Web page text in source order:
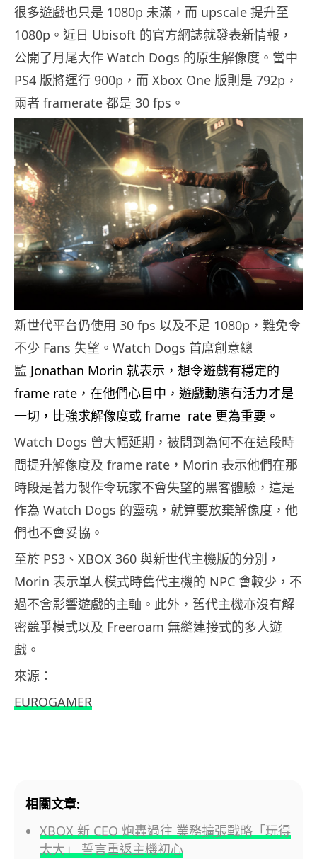
很多遊戲也只是 1080p 未滿，而 upscale 提升至
1080p。近日 Ubisoft 的官方網誌就發表新情報，
公開了月尾大作 Watch Dogs 的原生解像度。當中
PS4 版將運行 900p，而 Xbox One 版則是 792p，
兩者 framerate 都是 30 fps。
新世代平台仍使用 30 fps 以及不足 1080p，難免令
不少 Fans 失望。Watch Dogs 首席創意總
監 Jonathan Morin 就表示，想令遊戲有穩定的
frame rate，在他們心目中，遊戲動態有活力才是
一切，比強求解像度或 frame rate 更為重要。
Watch Dogs 曾大幅延期，被問到為何不在這段時
間提升解像度及 frame rate，Morin 表示他們在那
時段是著力製作令玩家不會失望的黑客體驗，這是
作為 Watch Dogs 的靈魂，就算要放棄解像度，他
們也不會妥協。
至於 PS3、XBOX 360 與新世代主機版的分別，
Morin 表示單人模式時舊代主機的 NPC 會較少，不
過不會影響遊戲的主軸。此外，舊代主機亦沒有解
密競爭模式以及 Freeroam 無縫連接式的多人遊
戲。
來源：
EUROGAMER
相關文章:
XBOX 新 CEO 炮轟過往 業務擴張戰略「玩得
太大」 誓言重返主機初心